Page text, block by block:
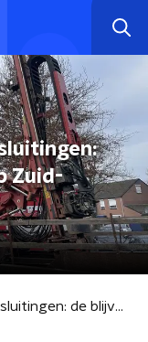
Zuid-
Vijftig jaar na de mijnsluitingen: de blijvende impact op Zuid-Limburg